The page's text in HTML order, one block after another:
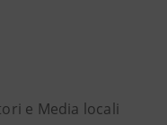
e Media locali